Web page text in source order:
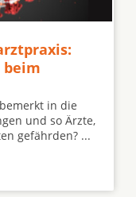
beim
in die
und so Ärzte,
gefährden? ...